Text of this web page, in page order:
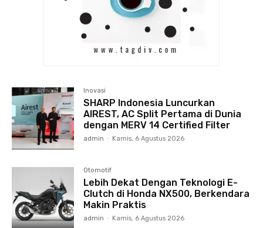
Inovasi
SHARP Indonesia Luncurkan
AIREST, AC Split Pertama di Dunia
dengan MERV 14 Certified Filter
admin - Kamis, 6 Agustus 2026
Otomotif
Lebih Dekat Dengan Teknologi E-
Clutch di Honda NX500, Berkendara
Makin Praktis
admin - Kamis, 6 Agustus 2026